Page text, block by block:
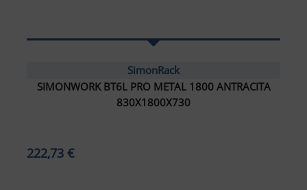
SimonRack
SIMONWORK BT6L PRO METAL 1800 ANTRACITA
830X1800X730
222,73 €
del texto